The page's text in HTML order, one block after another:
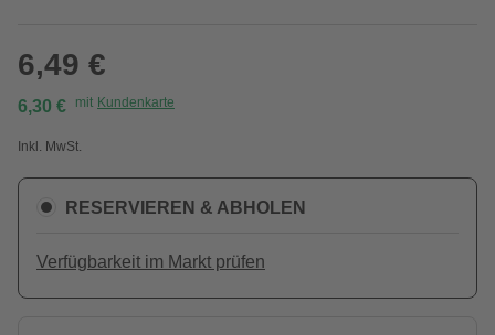
6,49 €
6,30 € mit Kundenkarte
Inkl. MwSt.
RESERVIEREN & ABHOLEN
Verfügbarkeit im Markt prüfen